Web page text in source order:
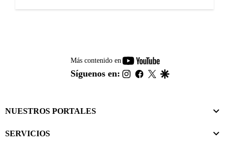
Más contenido en
youtube-
footer
Síguenos en: instagram
facebook
twitter
NUESTROS PORTALES
SERVICIOS